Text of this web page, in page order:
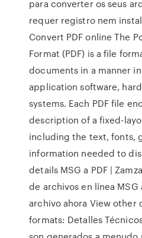
para converter os seus
requer registro nem
Convert PDF online The
Format (PDF) is a file
documents in a manner
application software,
systems. Each PDF file
description of a fixed-
including the text, fonts,
information needed to
details MSG a PDF |
de archivos en línea MSG
archivo ahora View other
formats: Detalles